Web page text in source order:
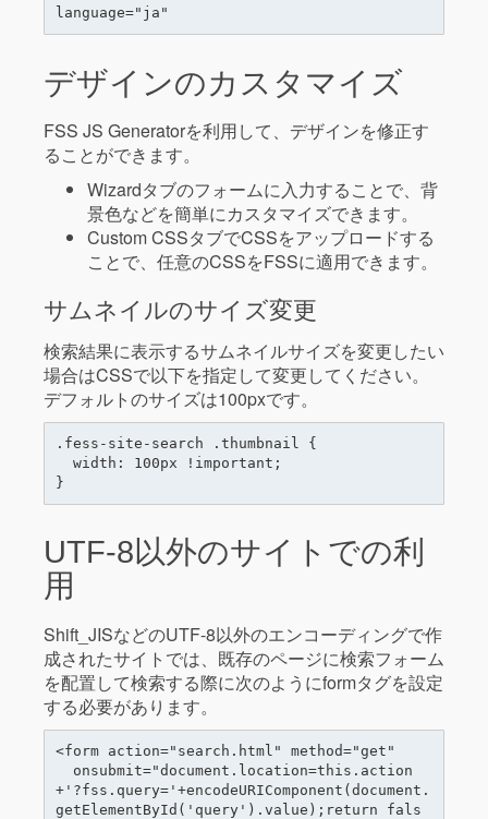
デザインのカスタマイズ
FSS JS Generatorを利用して、デザインを修正す
ることができます。
Wizardタブのフォームに入力することで、背
景色などを簡単にカスタマイズできます。
Custom CSSタブでCSSをアップロードする
ことで、任意のCSSをFSSに適用できます。
サムネイルのサイズ変更
検索結果に表示するサムネイルサイズを変更したい
場合はCSSで以下を指定して変更してください。
デフォルトのサイズは100pxです。
.fess-site-search .thumbnail {
UTF-8以外のサイトでの利
用
Shift_JISなどのUTF-8以外のエンコーディングで作
成されたサイトでは、既存のページに検索フォーム
を配置して検索する際に次のようにformタグを設定
する必要があります。
<form action="search.html" method="get"
+'?fss.query='+encodeURIComponent(document.
getElementById('query').value);return fals